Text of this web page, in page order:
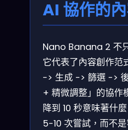
AI 協作的
Nano Banana 2 不
它代表了內容創作范
-> 生成 -> 篩選 ->
+ 精微調整」的協作
降到 10 秒意味著什
5-10 次嘗試，而不